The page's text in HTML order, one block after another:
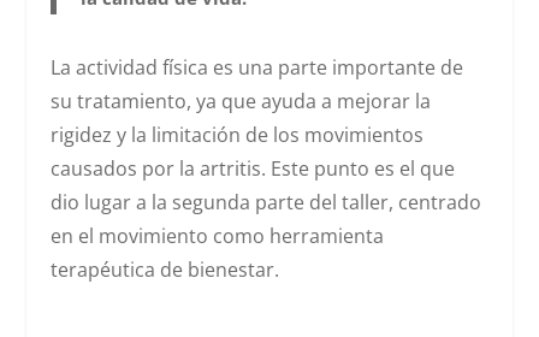
La actividad física es una parte importante de
su tratamiento, ya que ayuda a mejorar la
rigidez y la limitación de los movimientos
causados por la artritis. Este punto es el que
dio lugar a la segunda parte del taller, centrado
en el movimiento como herramienta
terapéutica de bienestar.